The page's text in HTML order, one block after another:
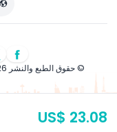
US$ 23.08
© حقوق الطبع والنشر 2026